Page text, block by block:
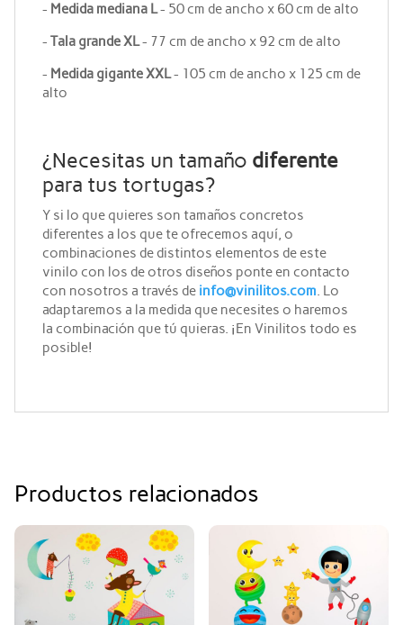
- Medida mediana L- 50 cm de ancho x 60 cm de alto
- Tala grande XL- 77 cm de ancho x 92 cm de alto
- Medida gigante XXL- 105 cm de ancho x 125 cm de
alto
¿Necesitas un tamaño diferente
para tus tortugas?
Y si lo que quieres son tamaños concretos
diferentes a los que te ofrecemos aquí, o
combinaciones de distintos elementos de este
vinilo con los de otros diseños ponte en contacto
con nosotros a través de info@vinilitos.com. Lo
adaptaremos a la medida que necesites o haremos
la combinación que tú quieras. ¡En Vinilitos todo es
posible!
Productos relacionados